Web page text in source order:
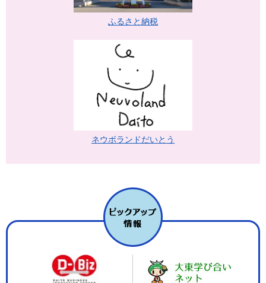
ふるさと納税
ネウボランドだいとう